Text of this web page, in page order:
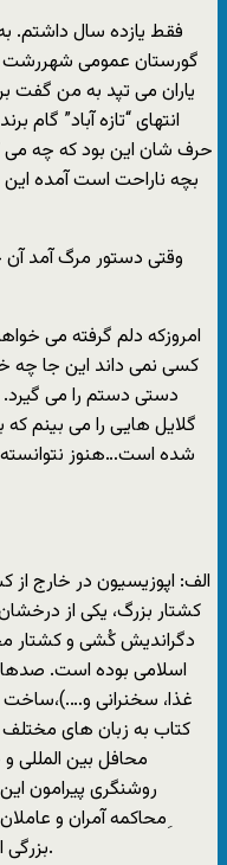
فقط يازده سال داشتم.
گورستان عمومی شهررشت
ياران می تپد به من گفت
انتهای “تازه آباد” گام
حرف شان اين بود که چه می
بچه ناراحت است آمده
وقتی دستور مرگ آمد
امروزکه دلم گرفته می
کسی نمی داند اين جا چه
دستی دستم را می
گلايل هايی را می بينم
شده است…هنوز نتوانسته
الف: اپوزيسيون در خارج
کشتار بزرگ، يکی از
دگرانديش کُشی و کشتار
اسلامی بوده است.
غذا، سخنرانی و….)،ساخت
کتاب به زبان های مختلف
محافل بين
روشنگری پيرامون
ِمحاکمه آمران و
بزرگی از اپوزيسيون در خارج از کشور بوده است.